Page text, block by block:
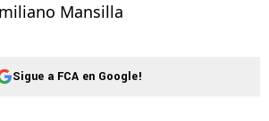
Mansilla
Sigue a FCA en Google!